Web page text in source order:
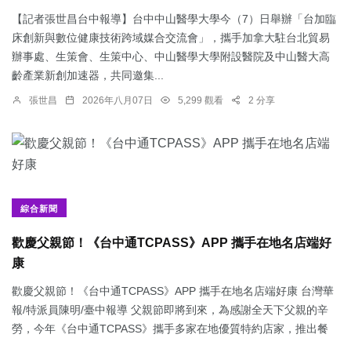
【記者張世昌台中報導】台中中山醫學大學今（7）日舉辦「台加臨
床創新與數位健康技術跨域媒合交流會」，攜手加拿大駐台北貿易
辦事處、生策會、生策中心、中山醫學大學附設醫院及中山醫大高
齡產業新創加速器，共同邀集...
張世昌 2026年八月07日 5,299 觀看 2 分享
綜合新聞
歡慶父親節！《台中通TCPASS》APP 攜手在地名店端好
康
歡慶父親節！《台中通TCPASS》APP 攜手在地名店端好康 台灣華
報/特派員陳明/臺中報導 父親節即將到來，為感謝全天下父親的辛
勞，今年《台中通TCPASS》攜手多家在地優質特約店家，推出餐